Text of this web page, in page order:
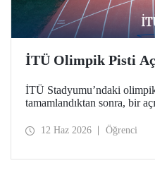
İTÜ Olimpik Pisti
İTÜ Stadyumu’ndaki
tamamlandıktan sonra, bir
Class 2 sertifikalı atletizm
12 Haz 2026 Öğrenci